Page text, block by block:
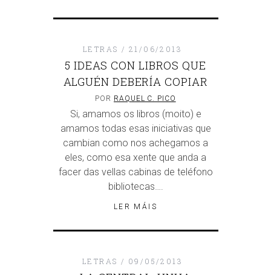
LETRAS 21/06/2013
5 IDEAS CON LIBROS QUE
ALGUÉN DEBERÍA COPIAR
POR RAQUEL C. PICO
Si, amamos os libros (moito) e
amamos todas esas iniciativas que
cambian como nos achegamos a
eles, como esa xente que anda a
facer das vellas cabinas de teléfono
bibliotecas….
LER MÁIS
LETRAS 09/05/2013